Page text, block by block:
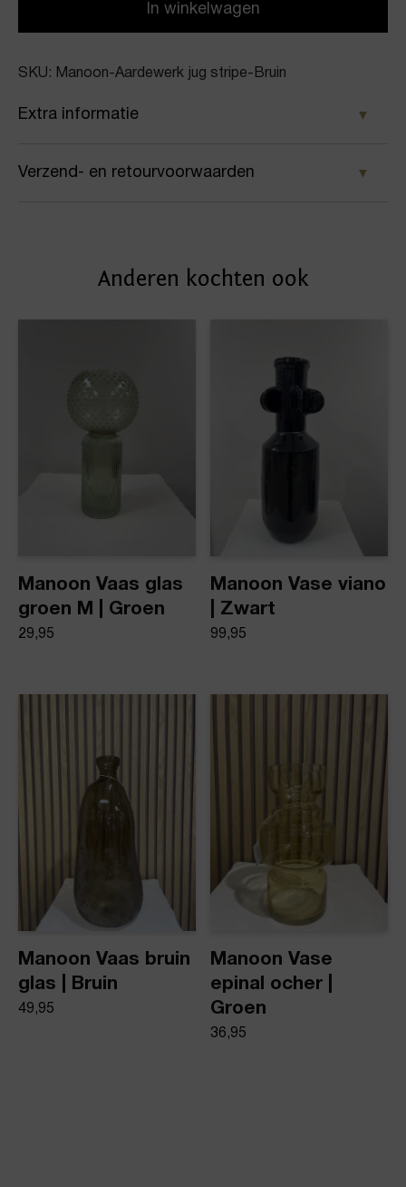
In winkelwagen
SKU: Manoon-Aardewerk jug stripe-Bruin
Extra informatie
Kleur
Verzend- en retourvoorwaarden
afleveradres. Voor geplaatste bestellingen geldt bij
Anderen kochten ook
Manoon Vaas glas
groen M | Groen
29,95
Manoon Vase viano
| Zwart
99,95
Manoon Vaas bruin
glas | Bruin
49,95
Manoon Vase
epinal ocher |
Groen
36,95